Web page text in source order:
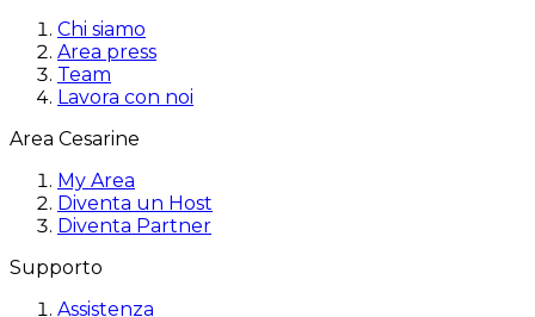
Chi siamo
Area press
Team
Lavora con noi
Area Cesarine
My Area
Diventa un Host
Diventa Partner
Supporto
Assistenza